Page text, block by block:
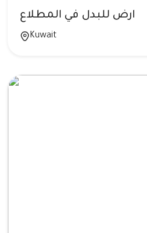
ارض للبدل في المطلاع
Kuwait